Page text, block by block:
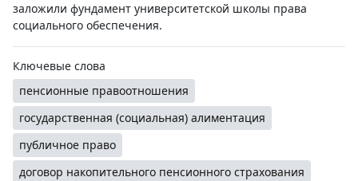
заложили фундамент университетской школы права
социального обеспечения.
Ключевые слова
пенсионные правоотношения
государственная (социальная) алиментация
публичное право
договор накопительного пенсионного страхования